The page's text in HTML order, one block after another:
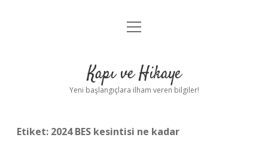
Anasayfa
Yasal Uyarı
menüyü
Kapı ve Hikaye
Yeni başlangıçlara ilham veren bilgiler!
Etiket: 2024 BES kesintisi ne kadar